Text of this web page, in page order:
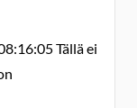
Tällä ei